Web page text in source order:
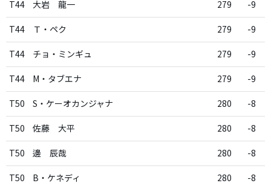
T44 大岩 龍一 279 -9
T44 Ｔ・ペク 279 -9
T44 チョ・ミンギュ 279 -9
T44 M・タブエナ 279 -9
T50 S・ケーオカンジャナ 280 -8
T50 佐藤 大平 280 -8
T50 邊 辰哉 280 -8
T50 B・ケネディ 280 -8